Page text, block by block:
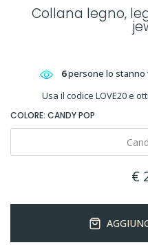
Collana legno,
6persone lo stanno
Usa il codice LOVE20 e
COLORE: CANDY POP
€